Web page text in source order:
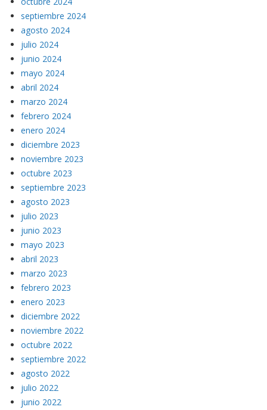
septiembre 2024
agosto 2024
julio 2024
junio 2024
mayo 2024
abril 2024
marzo 2024
febrero 2024
enero 2024
diciembre 2023
noviembre 2023
octubre 2023
septiembre 2023
agosto 2023
julio 2023
junio 2023
mayo 2023
abril 2023
marzo 2023
febrero 2023
enero 2023
diciembre 2022
noviembre 2022
octubre 2022
septiembre 2022
agosto 2022
julio 2022
junio 2022